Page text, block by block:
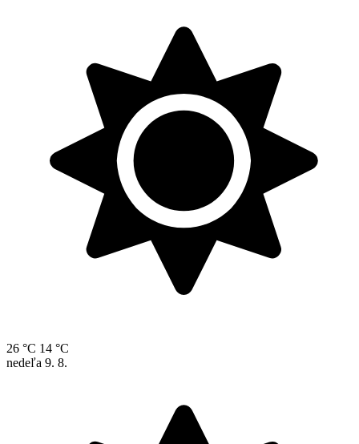
26 °C 14 °C
nedeľa 9. 8.